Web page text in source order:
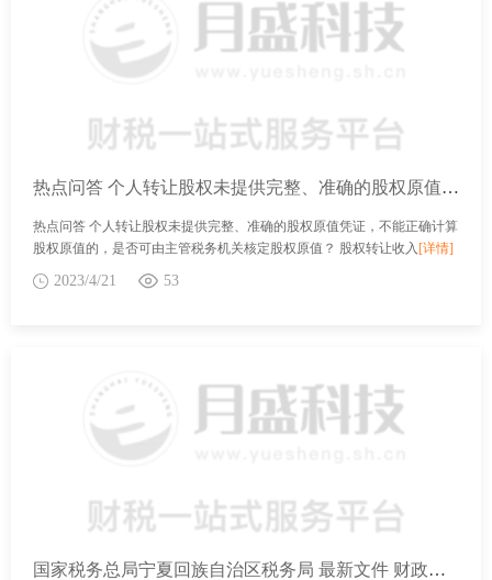
热点问答 个人转让股权未提供完整、准确的股权原值凭证，不能正确计算股权原值的，是否可由主管税务机关核定股权原值？
热点问答 个人转让股权未提供完整、准确的股权原值凭证，不能正确计算
股权原值的，是否可由主管税务机关核定股权原值？ 股权转让收入 [详情]
2023/4/21 53
国家税务总局宁夏回族自治区税务局 最新文件 财政部 商务部 文化和旅游部 海关总署 税务总局关于口岸进境免税店有关事宜的通知